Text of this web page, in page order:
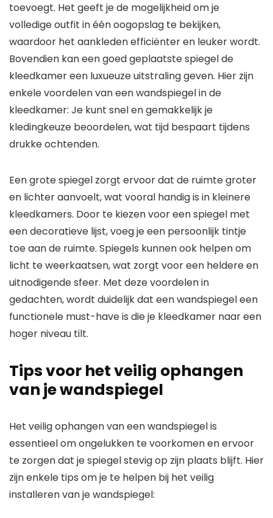
toevoegt. Het geeft je de mogelijkheid om je
volledige outfit in één oogopslag te bekijken,
waardoor het aankleden efficiënter en leuker wordt.
Bovendien kan een goed geplaatste spiegel de
kleedkamer een luxueuze uitstraling geven. Hier zijn
enkele voordelen van een wandspiegel in de
kleedkamer: Je kunt snel en gemakkelijk je
kledingkeuze beoordelen, wat tijd bespaart tijdens
drukke ochtenden.
Een grote spiegel zorgt ervoor dat de ruimte groter
en lichter aanvoelt, wat vooral handig is in kleinere
kleedkamers. Door te kiezen voor een spiegel met
een decoratieve lijst, voeg je een persoonlijk tintje
toe aan de ruimte. Spiegels kunnen ook helpen om
licht te weerkaatsen, wat zorgt voor een heldere en
uitnodigende sfeer. Met deze voordelen in
gedachten, wordt duidelijk dat een wandspiegel een
functionele must-have is die je kleedkamer naar een
hoger niveau tilt.
Tips voor het veilig ophangen
van je wandspiegel
Het veilig ophangen van een wandspiegel is
essentieel om ongelukken te voorkomen en ervoor
te zorgen dat je spiegel stevig op zijn plaats blijft. Hier
zijn enkele tips om je te helpen bij het veilig
installeren van je wandspiegel: